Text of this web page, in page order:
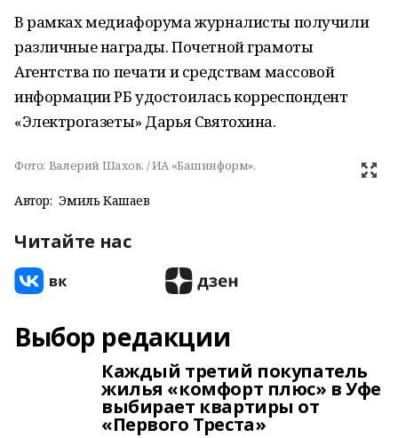
В рамках медиафорума журналисты получили
различные награды. Почетной грамоты
Агентства по печати и средствам массовой
информации РБ удостоилась корреспондент
«Электрогазеты» Дарья Святохина.
Фото: Валерий Шахов. / ИА «Башинформ».
Автор: Эмиль Кашаев
Читайте нас
Выбор редакции
Каждый третий покупатель
жилья «комфорт плюс» в Уфе
выбирает квартиры от
«Первого Треста»